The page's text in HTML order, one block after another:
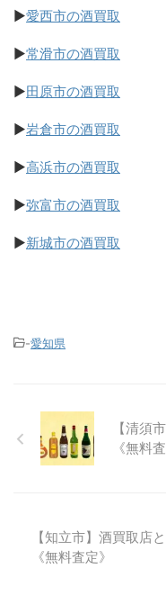
▶愛西市の酒買取
▶常滑市の酒買取
▶田原市の酒買取
▶岩倉市の酒買取
▶高浜市の酒買取
▶弥富市の酒買取
▶新城市の酒買取
-愛知県
【清須
《無料
【知立市】酒買取店
《無料査定》